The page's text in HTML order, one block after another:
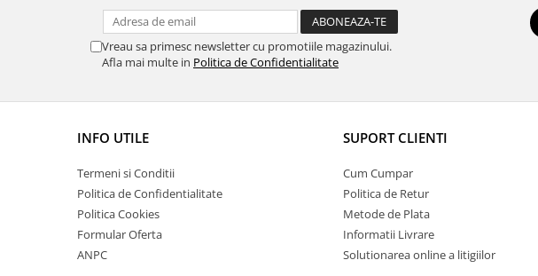
Vreau sa primesc newsletter cu promotiile magazinului.
Afla mai multe in Politica de Confidentialitate
INFO UTILE
Termeni si Conditii
Politica de Confidentialitate
Politica Cookies
Formular Oferta
ANPC
SUPORT CLIENTI
Cum Cumpar
Politica de Retur
Metode de Plata
Informatii Livrare
Solutionarea online a litigiilor